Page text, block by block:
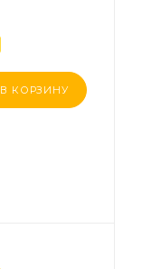
В КОРЗИНУ